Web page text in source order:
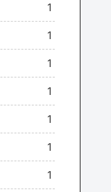
1
1
1
1
1
1
1